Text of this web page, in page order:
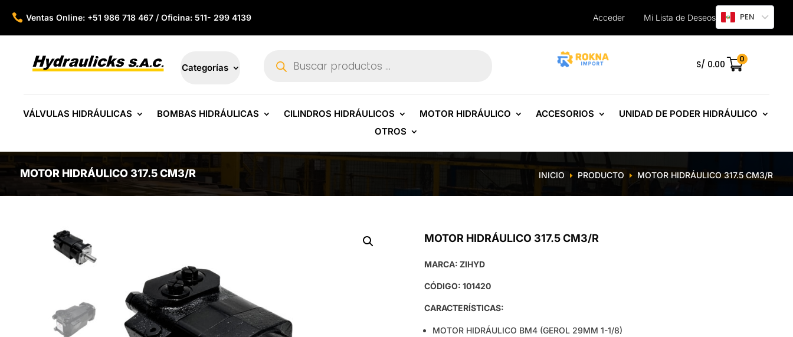
 Ventas Online: +51 986 718 467 / Oficina: 511- 299 4139 Acceder Mi Lista de Deseos PEN
Categorías productos S/ 0.00 0
VÁLVULAS HIDRÁULICAS BOMBAS HIDRÁULICAS CILINDROS HIDRÁULICOS MOTOR HIDRÁULICO ACCESORIOS
UNIDAD DE PODER HIDRÁULICO
OTROS
MOTOR HIDRÁULICO 317.5 CM3/R INICIO E PRODUCTO E MOTOR HIDRÁULICO 317.5 CM3/R
MOTOR HIDRÁULICO 317.5 CM3/R
MARCA: ZIHYD
CÓDIGO: 101420
CARACTERÍSTICAS:
MOTOR HIDRÁULICO BM4 (GEROL 29MM 1-1/8)